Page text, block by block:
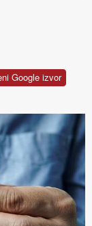
Google izvor